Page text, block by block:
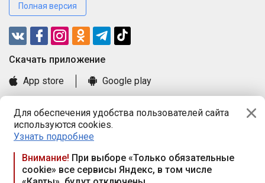
Для обеспечения удобства пользователей сайта
используются cookies.
Узнать подробнее
Внимание! При выборе «Только обязательные
cookie» все сервисы Яндекс, в том числе
Полная версия
Cкачать приложение
App store
Google play
Книга замечаний и предложений
Правила и документы
Praca.by © 2000—2026, ООО «ПРАЦА БАЙ»
Республика Беларусь, 220114, г. Минск, пр-т Независимости
117а, пом. № 9.